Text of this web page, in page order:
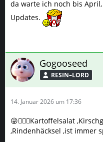
da warte ich noch bis
Updates.
Gogooseed
RESIN–LORD
14. Januar 2026 um 17:36
😜😵‍💫🤓Kartoffelsalat
,Rindenhäcksel ,ist immer